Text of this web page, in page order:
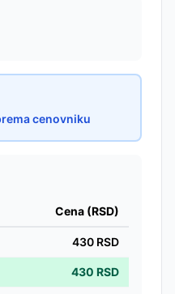
cenovniku
Cena (RSD)
430 RSD
430 RSD